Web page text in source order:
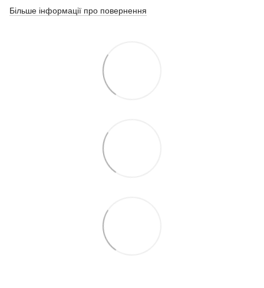
Більше інформації про повернення